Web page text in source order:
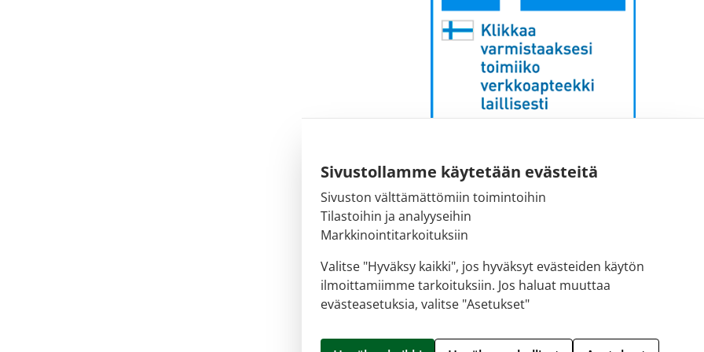
Sivustollamme käytetään evästeitä
Sivuston välttämättömiin toimintoihin
Tilastoihin ja analyyseihin
Markkinointitarkoituksiin
Valitse "Hyväksy kaikki", jos hyväksyt evästeiden käytön
ilmoittamiimme tarkoituksiin. Jos haluat muuttaa
evästeasetuksia, valitse "Asetukset"
kirjaamo [at] fimea.fi
Fimean vaihde:
029 522 3341